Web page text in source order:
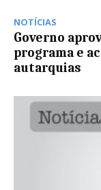
NOTÍCIAS
Governo
programa e
autarquias